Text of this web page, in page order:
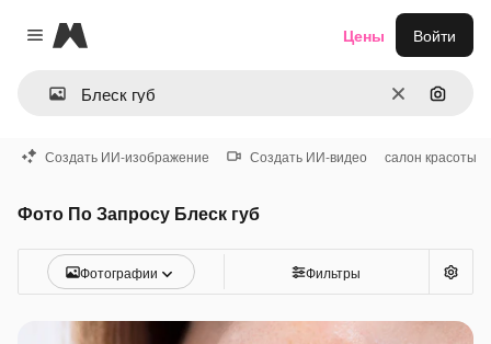
Close menu
Magnific
ОчиститьПоиск
Цены Войти
Создать ИИ-изображение Создать ИИ-видео салон красоты
Фото По Запросу Блеск губ
Фотографии Фильтры